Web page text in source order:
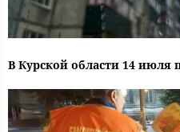
В Курской области 14 июля